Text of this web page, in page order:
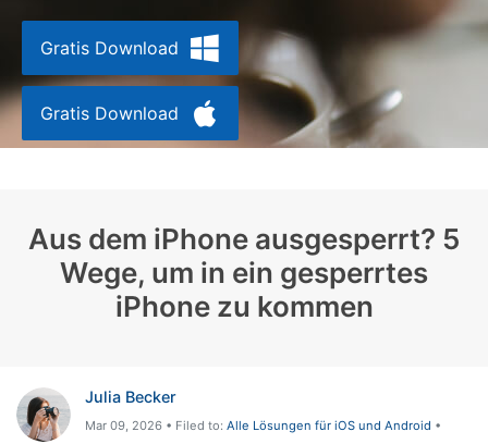
Gratis Download
Gratis Download
Aus dem iPhone ausgesperrt? 5
Wege, um in ein gesperrtes
iPhone zu kommen
Julia Becker
Mar 09, 2026 • Filed to: Alle Lösungen für iOS und Android •